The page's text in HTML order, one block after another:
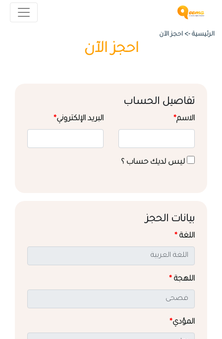
الرئيسية -> احجز الآن
احجز الآن
تفاصيل الحساب
الاسم* البريد الإلكتروني*
ليس لديك حساب ؟
بيانات الحجز
اللغة *
اللهجة *
المؤدي*